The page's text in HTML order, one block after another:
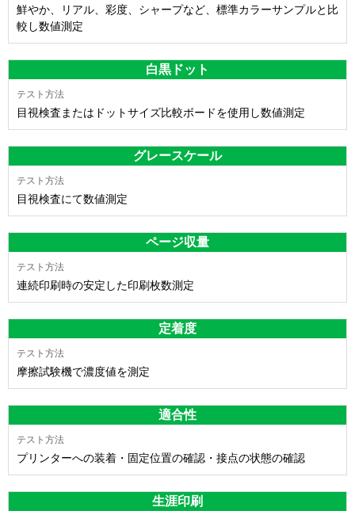
鮮やか、リアル、彩度、シャープなど、標準カラーサンプルと比
較し数値測定
白黒ドット
目視検査またはドットサイズ比較ボードを使用し数値測定
グレースケール
目視検査にて数値測定
ページ収量
連続印刷時の安定した印刷枚数測定
定着度
摩擦試験機で濃度値を測定
適合性
プリンターへの装着・固定位置の確認・接点の状態の確認
生涯印刷